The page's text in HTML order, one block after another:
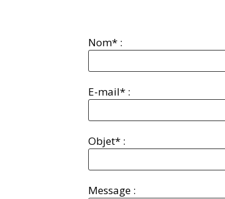
Nom* :
E-mail* :
Objet* :
Message :